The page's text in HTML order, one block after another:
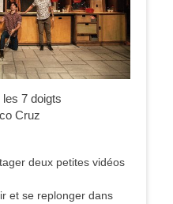
7 doigts
Cruz
deux petites vidéos
et se replonger dans